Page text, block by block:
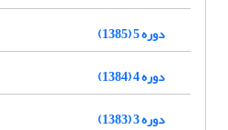
دوره 5 (1385)
دوره 4 (1384)
دوره 3 (1383)